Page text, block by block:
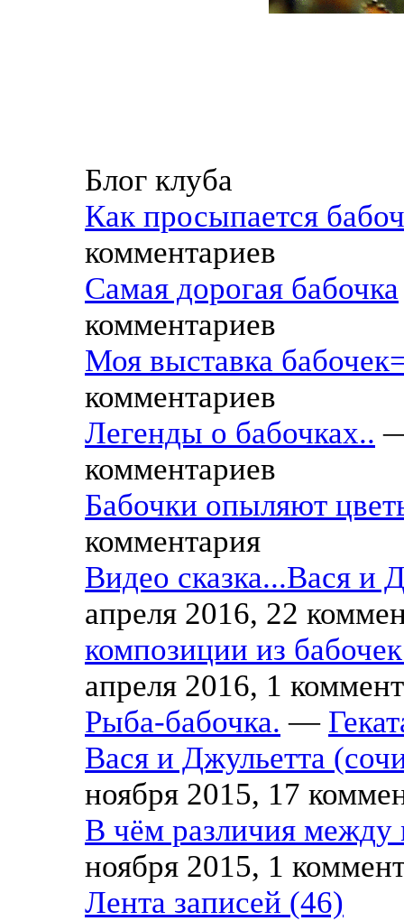
Блог клуба
Как просыпается
комментариев
Самая дорогая бабочка
комментариев
Моя выставка
комментариев
Легенды о бабочках..
комментариев
Бабочки опыляют
комментария
Видео сказка...Вася и
апреля 2016, 22
композиции из
апреля 2016, 1
Рыба-бабочка. —
Вася и Джульетта
ноября 2015, 17
В чём различия
ноября 2015, 1
Лента записей (46)